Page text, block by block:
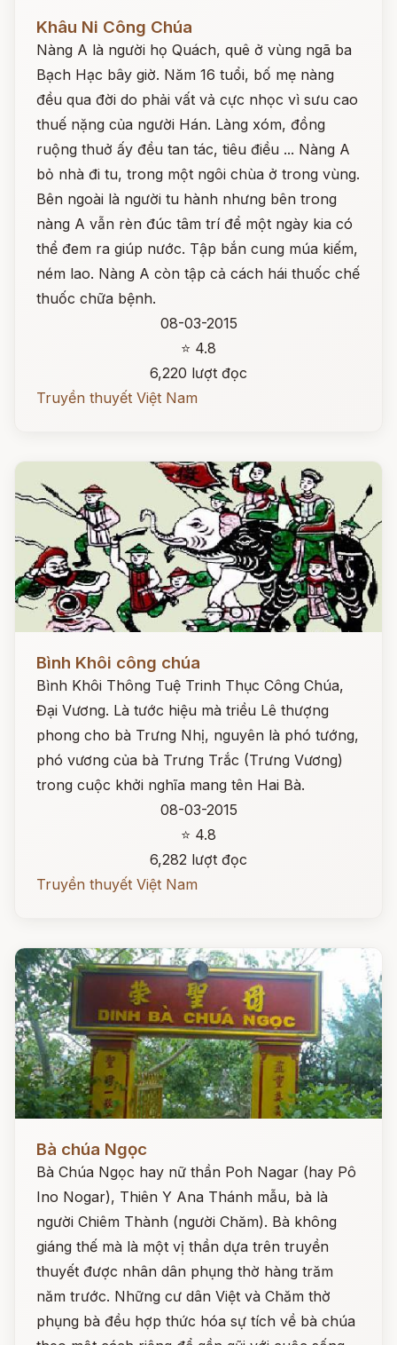
Khâu Ni Công Chúa
Nàng A là người họ Quách, quê ở vùng ngã ba
Bạch Hạc bây giờ. Năm 16 tuổi, bố mẹ nàng
đều qua đời do phải vất vả cực nhọc vì sưu cao
thuế nặng của người Hán. Làng xóm, đồng
ruộng thuở ấy đều tan tác, tiêu điều ... Nàng A
bỏ nhà đi tu, trong một ngôi chùa ở trong vùng.
Bên ngoài là người tu hành nhưng bên trong
nàng A vẫn rèn đúc tâm trí để một ngày kia có
thể đem ra giúp nước. Tập bắn cung múa kiếm,
ném lao. Nàng A còn tập cả cách hái thuốc chế
thuốc chữa bệnh.
08-03-2015
⭐ 4.8
6,220 lượt đọc
Truyền thuyết Việt Nam
Bình Khôi công chúa
Bình Khôi Thông Tuệ Trinh Thục Công Chúa,
Đại Vương. Là tước hiệu mà triều Lê thượng
phong cho bà Trưng Nhị, nguyên là phó tướng,
phó vương của bà Trưng Trắc (Trưng Vương)
trong cuộc khởi nghĩa mang tên Hai Bà.
08-03-2015
⭐ 4.8
6,282 lượt đọc
Truyền thuyết Việt Nam
Bà chúa Ngọc
Bà Chúa Ngọc hay nữ thần Poh Nagar (hay Pô
Ino Nogar), Thiên Y Ana Thánh mẫu, bà là
người Chiêm Thành (người Chăm). Bà không
giáng thế mà là một vị thần dựa trên truyền
thuyết được nhân dân phụng thờ hàng trăm
năm trước. Những cư dân Việt và Chăm thờ
phụng bà đều hợp thức hóa sự tích về bà chúa